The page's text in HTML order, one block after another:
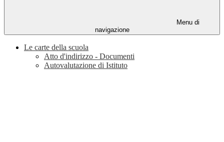
Menu di
navigazione
Le carte della scuola
Atto d'indirizzo - Documenti
Autovalutazione di Istituto